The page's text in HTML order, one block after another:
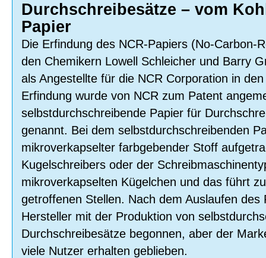
Durchschreibesätze – vom
Papier
Die Erfindung des NCR-Papiers (No-Carbon-
den Chemikern Lowell Schleicher und Barry
als Angestellte für die NCR Corporation in
Erfindung wurde von NCR zum Patent
selbstdurchschreibende Papier für
genannt. Bei dem selbstdurchschreibenden
mikroverkapselter farbgebender Stoff
Kugelschreibers oder der
mikroverkapselten Kügelchen und das führt
getroffenen Stellen. Nach dem Auslaufen
Hersteller mit der Produktion von
Durchschreibesätze begonnen, aber der
viele Nutzer erhalten geblieben.